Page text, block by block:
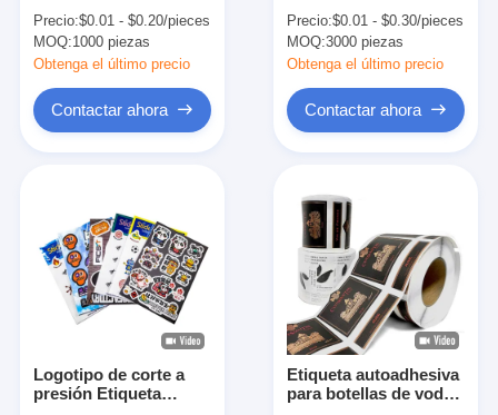
seguridad y cuidado
personal
Precio:$0.01 - $0.20/pieces
MOQ:1000 piezas
Obtenga el último precio
Contactar ahora
adhesivas para sello
adhesivas para sello
Precio:$0.01 - $0.30/pieces
MOQ:3000 piezas
Obtenga el último precio
Contactar ahora
Logotipo de corte a
presión Etiqueta
Etiqueta autoadhesiva
para botellas de vodka